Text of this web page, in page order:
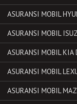
ASURANSI MOBIL
ASURANSI MOBIL
ASURANSI MOBIL KIA
ASURANSI MOBIL
ASURANSI MOBIL